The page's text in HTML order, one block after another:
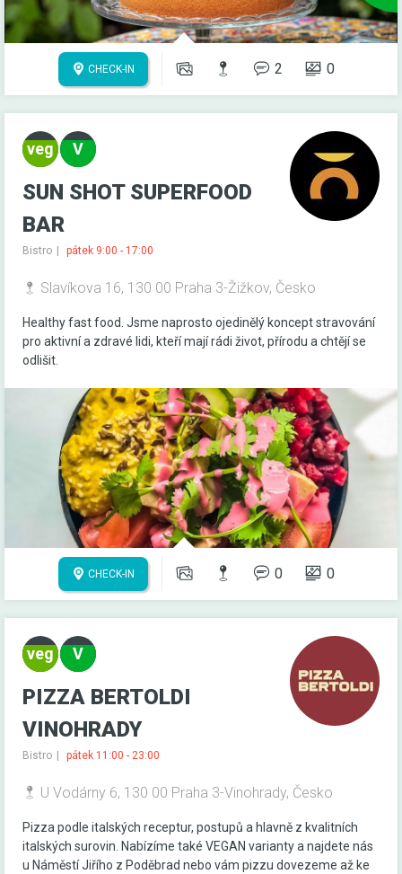
CHECK-IN 2 0
SUN SHOT SUPERFOOD
BAR
Bistro pátek 9:00 - 17:00
Slavíkova 16, 130 00 Praha 3-Žižkov, Česko
Healthy fast food. Jsme naprosto ojedinělý koncept stravování
pro aktivní a zdravé lidi, kteří mají rádi život, přírodu a chtějí se
odlišit.
CHECK-IN 0 0
PIZZA BERTOLDI
VINOHRADY
Bistro pátek 11:00 - 23:00
U Vodárny 6, 130 00 Praha 3-Vinohrady, Česko
Pizza podle italských receptur, postupů a hlavně z kvalitních
italských surovin. Nabízíme také VEGAN varianty a najdete nás
u Náměstí Jiřího z Poděbrad nebo vám pizzu dovezeme až ke